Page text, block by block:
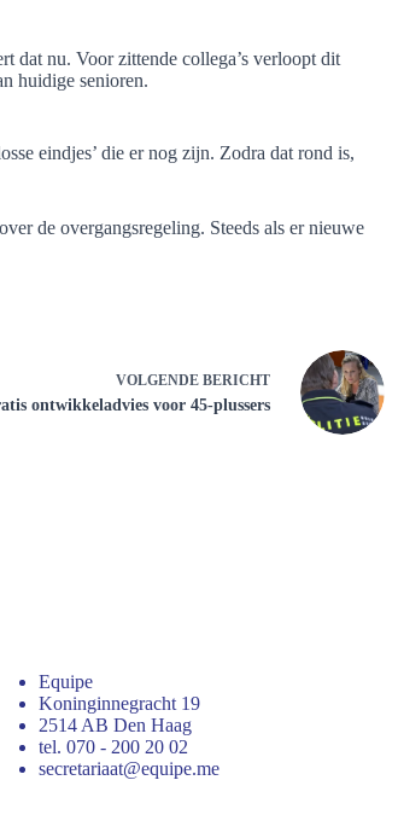
dat nu. Voor zittende collega’s verloopt dit
huidige senioren.
eindjes’ die er nog zijn. Zodra dat rond is,
de overgangsregeling. Steeds als er nieuwe
VOLGENDE BERICHT
ontwikkeladvies voor 45-plussers
Equipe
Koninginnegracht 19
2514 AB Den Haag
tel. 070 - 200 20 02
secretariaat@equipe.me